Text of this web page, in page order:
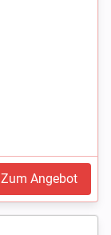
Zum Angebot